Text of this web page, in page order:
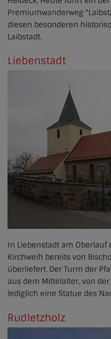
Premiumwanderweg
diesen besonderen
Laibstadt.
Liebenstadt
In Liebenstadt am Oberlauf
Kirchweih bereits von
überliefert. Der Turm der
aus dem Mittelalter, von
lediglich eine Statue des
Rudletzholz